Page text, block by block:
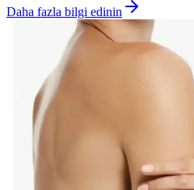
Daha fazla bilgi edinin